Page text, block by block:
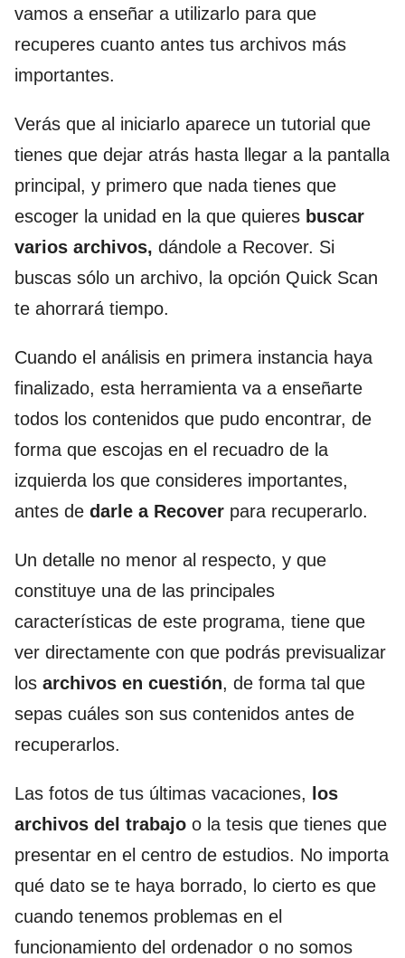
vamos a enseñar a utilizarlo para que
recuperes cuanto antes tus archivos más
importantes.
Verás que al iniciarlo aparece un tutorial que
tienes que dejar atrás hasta llegar a la pantalla
principal, y primero que nada tienes que
escoger la unidad en la que quieres buscar
varios archivos, dándole a Recover. Si
buscas sólo un archivo, la opción Quick Scan
te ahorrará tiempo.
Cuando el análisis en primera instancia haya
finalizado, esta herramienta va a enseñarte
todos los contenidos que pudo encontrar, de
forma que escojas en el recuadro de la
izquierda los que consideres importantes,
antes de darle a Recover para recuperarlo.
Un detalle no menor al respecto, y que
constituye una de las principales
características de este programa, tiene que
ver directamente con que podrás previsualizar
los archivos en cuestión, de forma tal que
sepas cuáles son sus contenidos antes de
recuperarlos.
Las fotos de tus últimas vacaciones,
los
archivos del trabajo o la tesis que tienes que
presentar en el centro de estudios. No importa
qué dato se te haya borrado, lo cierto es que
cuando tenemos problemas en el
funcionamiento del ordenador o no somos